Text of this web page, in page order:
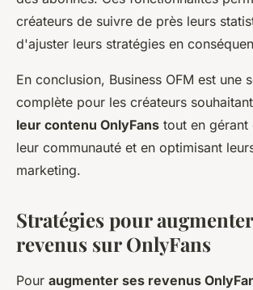
créateurs de suivre de près leurs
d'ajuster leurs stratégies en
En conclusion, Business OFM est une
complète pour les créateurs souhaitant
leur contenu OnlyFans tout en gérant
leur communauté et en optimisant
marketing.
Stratégies pour
revenus sur OnlyFans
Pour augmenter ses revenus